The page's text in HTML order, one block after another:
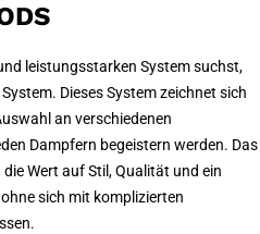
leistungsstarken System suchst,
Dieses System zeichnet sich
an verschiedenen
Dampfern begeistern werden. Das
Wert auf Stil, Qualität und ein
sich mit komplizierten